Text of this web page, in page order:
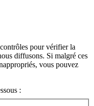
pour vérifier la
diffusons. Si malgré ces
vous pouvez
: